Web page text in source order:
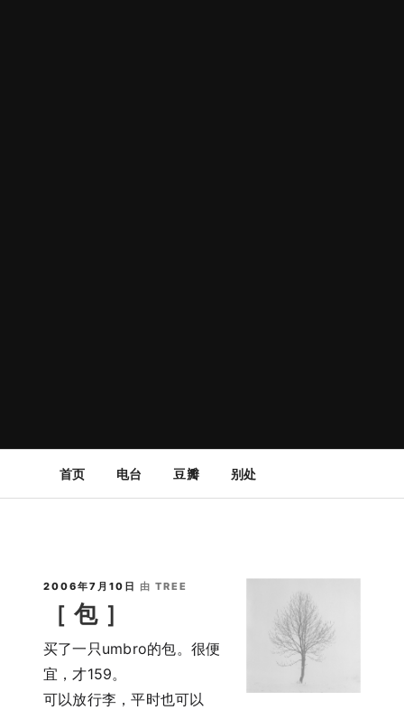
樹的漫長歲月
独立博客 | 诗歌 | 随笔 | 书评 | 影评 | 摄影 | 生活记录
首页 电台 豆瓣 别处
2006年7月10日 由 TREE
［ 包 ］
买了一只umbro的包。很便
宜，才159。
可以放行李，平时也可以